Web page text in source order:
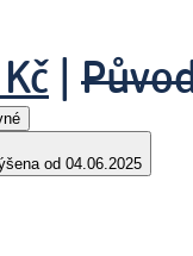
od 04.06.2025